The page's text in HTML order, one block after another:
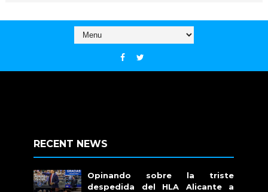
RECENT NEWS
Opinando sobre la triste
despedida del HLA Alicante a